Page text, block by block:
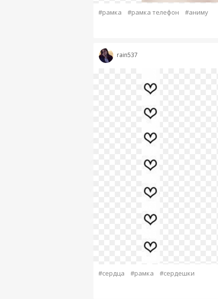
#рамка #рамка телефон #аниму
rain537
#сердца #рамка #сердешки